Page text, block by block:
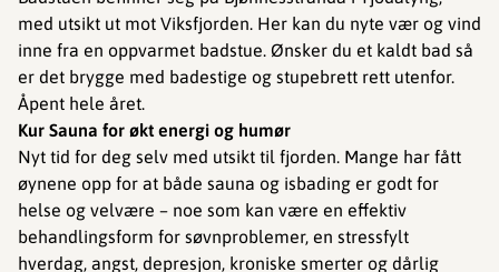
med utsikt ut mot Viksfjorden. Her kan du nyte vær og vind
inne fra en oppvarmet badstue. Ønsker du et kaldt bad så
er det brygge med badestige og stupebrett rett utenfor.
Åpent hele året.
Kur Sauna for økt energi og humør
Nyt tid for deg selv med utsikt til fjorden. Mange har fått
øynene opp for at både sauna og isbading er godt for
helse og velvære – noe som kan være en effektiv
behandlingsform for søvnproblemer, en stressfylt
hverdag, angst, depresjon, kroniske smerter og dårlig